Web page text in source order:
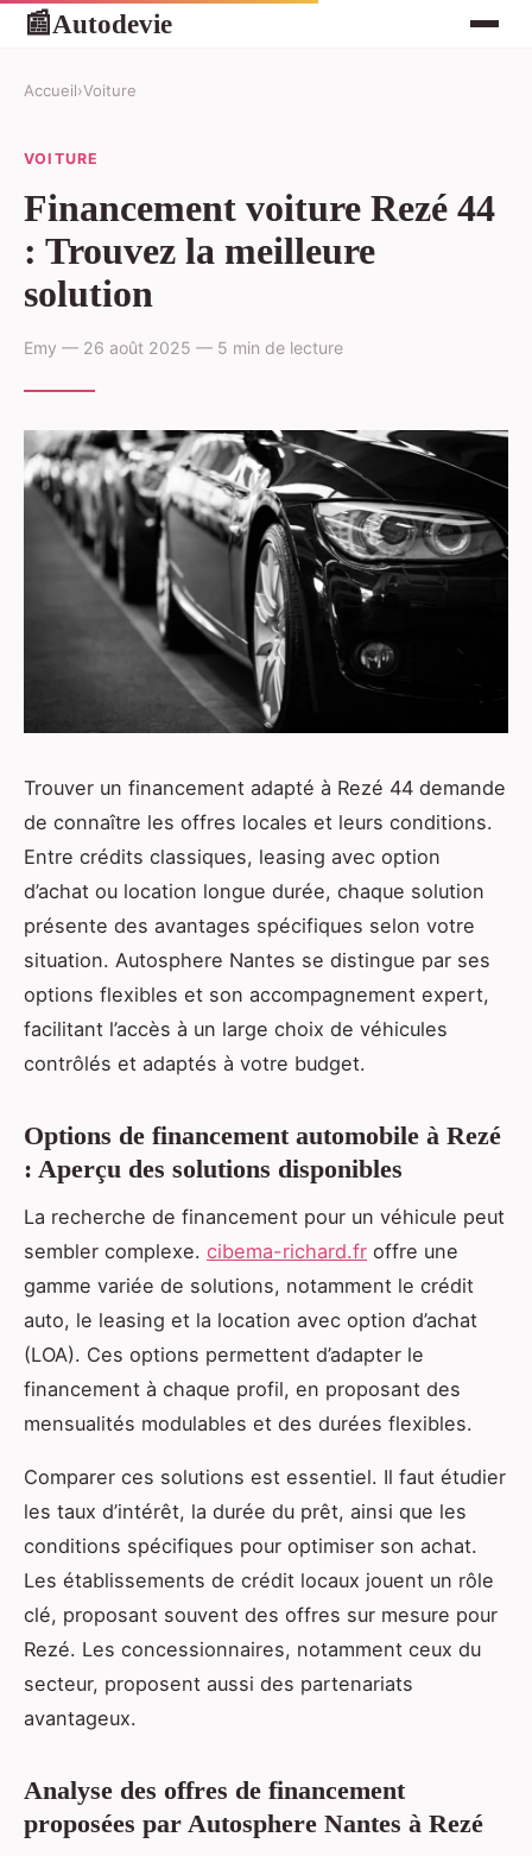
📰Autodevie
Accueil›Voiture
VOITURE
Financement voiture Rezé 44
: Trouvez la meilleure
solution
Emy — 26 août 2025 — 5 min de lecture
Trouver un financement adapté à Rezé 44 demande
de connaître les offres locales et leurs conditions.
Entre crédits classiques, leasing avec option
d’achat ou location longue durée, chaque solution
présente des avantages spécifiques selon votre
situation. Autosphere Nantes se distingue par ses
options flexibles et son accompagnement expert,
facilitant l’accès à un large choix de véhicules
contrôlés et adaptés à votre budget.
Options de financement automobile à Rezé
: Aperçu des solutions disponibles
La recherche de financement pour un véhicule peut
sembler complexe. cibema-richard.fr offre une
gamme variée de solutions, notamment le crédit
auto, le leasing et la location avec option d’achat
(LOA). Ces options permettent d’adapter le
financement à chaque profil, en proposant des
mensualités modulables et des durées flexibles.
Comparer ces solutions est essentiel. Il faut étudier
les taux d’intérêt, la durée du prêt, ainsi que les
conditions spécifiques pour optimiser son achat.
Les établissements de crédit locaux jouent un rôle
clé, proposant souvent des offres sur mesure pour
Rezé. Les concessionnaires, notamment ceux du
secteur, proposent aussi des partenariats
avantageux.
Analyse des offres de financement
proposées par Autosphere Nantes à Rezé